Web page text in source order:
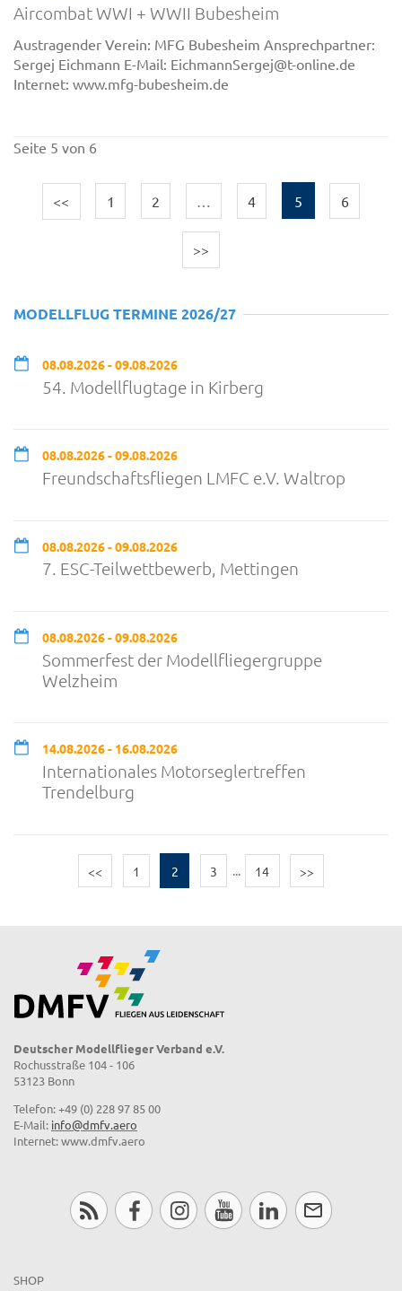
Aircombat WWI + WWII Bubesheim
Austragender Verein: MFG Bubesheim Ansprechpartner:
Sergej Eichmann E-Mail: EichmannSergej@t-online.de
Internet: www.mfg-bubesheim.de
Seite 5 von 6
<< 1 2 4 5 6
>>
MODELLFLUG TERMINE 2026/27
08.08.2026 - 09.08.2026
54. Modellflugtage in Kirberg
08.08.2026 - 09.08.2026
Freundschaftsfliegen LMFC e.V. Waltrop
08.08.2026 - 09.08.2026
7. ESC-Teilwettbewerb, Mettingen
08.08.2026 - 09.08.2026
Sommerfest der Modellfliegergruppe
Welzheim
14.08.2026 - 16.08.2026
Internationales Motorseglertreffen
Trendelburg
<< 1 2 3 ... 14 >>
Deutscher Modellflieger Verband e.V.
Rochusstraße 104 - 106
53123 Bonn
Telefon: +49 (0) 228 97 85 00
E-Mail: info@dmfv.aero
Internet: www.dmfv.aero
SHOP